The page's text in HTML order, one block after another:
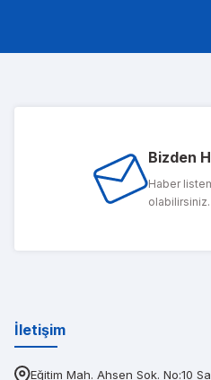
Bizden
Haber
olabilirsiniz.
İletişim
Eğitim Mah. Ahsen Sok. No:10